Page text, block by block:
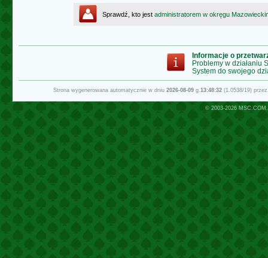
Sprawdź, kto jest administratorem w okręgu
Informacje o
Problemy w działaniu
System do swojego
Strona wygenerowana automatycznie w dniu 2026-08-09g.13:48:32(1.0538/19)
© 2003-2026